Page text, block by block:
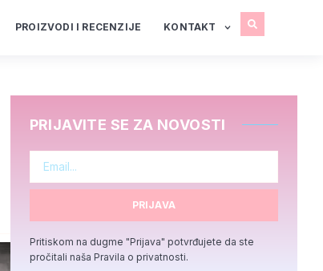
PROIZVODI I RECENZIJE KONTAKT
PRIJAVITE SE ZA NOVOSTI
PRIJAVA
Pritiskom na dugme "Prijava" potvrđujete da ste
pročitali naša Pravila o privatnosti.